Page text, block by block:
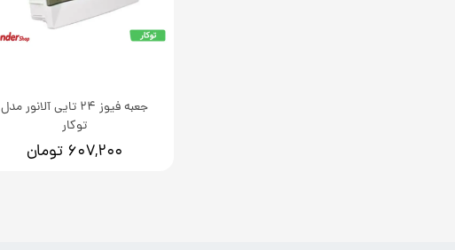
جعبه فیوز 24 تایی آلانور مدل
توکار
۶۰۷,۲۰۰ تومان